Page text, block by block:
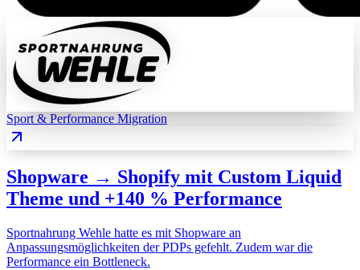
Sport & Performance Migration
Shopware → Shopify mit Custom Liquid
Theme und +140 % Performance
Sportnahrung Wehle hatte es mit Shopware an
Anpassungsmöglichkeiten der PDPs gefehlt. Zudem war die
Performance ein Bottleneck.